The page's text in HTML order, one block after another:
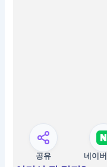
공유 네이